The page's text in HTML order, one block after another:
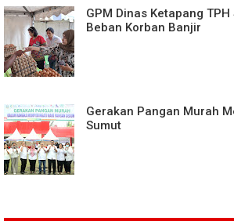
GPM Dinas Ketapang
Beban Korban Banjir
Gerakan Pangan Murah
Sumut